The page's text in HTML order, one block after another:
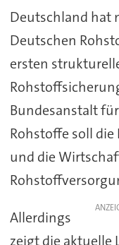
Deutschland hat
Deutschen
ersten
Bundesanstalt
Rohstoffe soll die
und die
Allerdings
zeigt die aktuelle